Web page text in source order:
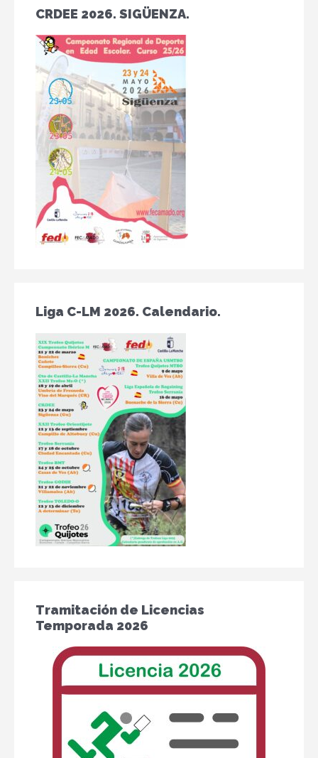
CRDEE 2026. SIGÜENZA.
Liga C-LM 2026. Calendario.
Tramitación de Licencias
Temporada 2026